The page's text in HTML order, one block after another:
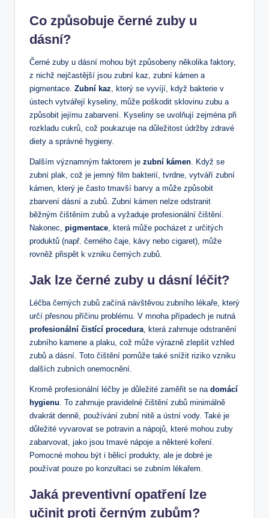
Co způsobuje černé zuby u
dásní?
Černé zuby u dásní mohou být způsobeny několika faktory,
z nichž nejčastější jsou zubní kaz, zubní kámen a
pigmentace. Zubní kaz , který se vyvíjí, když bakterie v
ústech vytvářejí kyseliny, může poškodit sklovinu zubu a
způsobit jejímu zabarvení. Kyseliny se uvolňují zejména při
rozkladu cukrů, což poukazuje na důležitost údržby zdravé
diety a správné hygieny.
Dalším významným faktorem je zubní kámen . Když se
zubní plak, což je jemný film bakterií, tvrdne, vytváří zubní
kámen, který je často tmavší barvy a může způsobit
zbarvení dásní a zubů. Zubní kámen nelze odstranit
běžným čištěním zubů a vyžaduje profesionální čištění.
Nakonec, pigmentace , která může pocházet z určitých
produktů (např. černého čaje, kávy nebo cigaret), může
rovněž přispět k vzniku černých zubů.
Jak lze černé zuby u dásní léčit?
Léčba černých zubů začíná návštěvou zubního lékaře, který
určí přesnou příčinu problému. V mnoha případech je nutná
profesionální čistící procedura , která zahrnuje odstranění
zubního kamene a plaku, což může výrazně zlepšit vzhled
zubů a dásní. Toto čištění pomůže také snížit riziko vzniku
dalších zubních onemocnění.
Kromě profesionální léčby je důležité zaměřit se na domácí
hygienu . To zahrnuje pravidelné čištění zubů minimálně
dvakrát denně, používání zubní nitě a ústní vody. Také je
důležité vyvarovat se potravin a nápojů, které mohou zuby
zabarvovat, jako jsou tmavé nápoje a některé koření.
Pomocné mohou být i bělicí produkty, ale je dobré je
používat pouze po konzultaci se zubním lékařem.
Jaká preventivní opatření lze
učinit proti černým zubům?